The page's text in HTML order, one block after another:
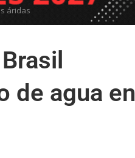
áridas
de agua en